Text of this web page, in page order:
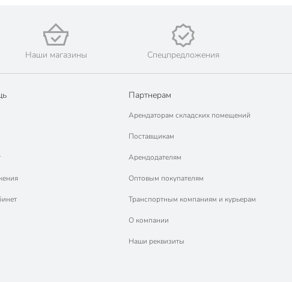
Наши магазины Спецпредложения
Партнерам
Арендаторам складских помещений
Поставщикам
Арендодателям
Оптовым покупателям
Транспортным компаниям и курьерам
О компании
Наши реквизиты